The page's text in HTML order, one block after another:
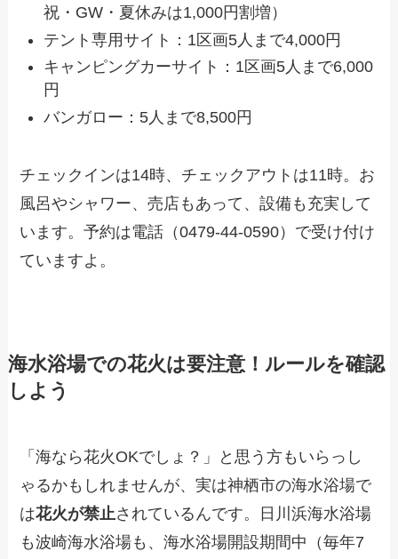
祝・GW・夏休みは1,000円割増）
テント専用サイト：1区画5人まで4,000円
キャンピングカーサイト：1区画5人まで6,000
円
バンガロー：5人まで8,500円
チェックインは14時、チェックアウトは11時。お
風呂やシャワー、売店もあって、設備も充実して
います。予約は電話（0479-44-0590）で受け付け
ていますよ。
海水浴場での花火は要注意！ルールを確認
しよう
「海なら花火OKでしょ？」と思う方もいらっし
ゃるかもしれませんが、実は神栖市の海水浴場で
は花火が禁止されているんです。日川浜海水浴場
も波崎海水浴場も、海水浴場開設期間中（毎年7